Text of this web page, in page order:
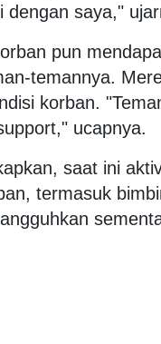
dengan saya,"
pun
temannya.
korban.
ucapnya.
saat ini
termasuk